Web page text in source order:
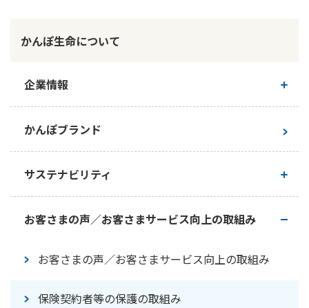
お問い合わせ
お客さまの声／お客さまサービス向上の取組み
かんぽ生命について
企業情報
ご挨拶
かんぽブランド
サステナビリティ
かんぽ生命のサステナビリティ
トップメッセージ
サステナビリティの考え方
お客さまの声／お客さまサービス向上の取組み
お客さまの声／お客さまサービス向上の取組み
保険契約者等の保護の取組み